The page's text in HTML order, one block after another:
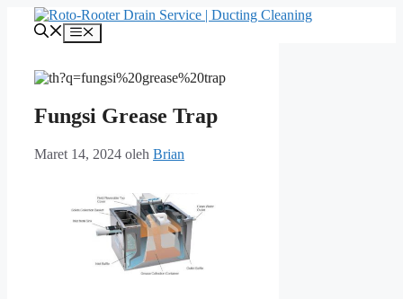
Langsung
Menu
Fungsi Grease Trap
Maret 14, 2024 oleh Brian